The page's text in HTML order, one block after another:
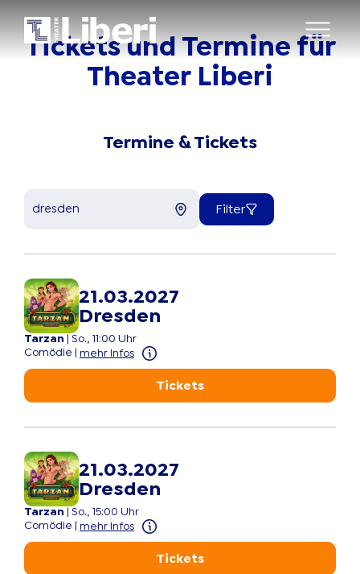
Tickets und Termine für
Theater Liberi
Termine & Tickets
Filter
21.03.2027
Dresden
Tarzan
So., 11:00 Uhr
Comödie
mehr Infos
Tickets
21.03.2027
Dresden
Tarzan
So., 15:00 Uhr
Comödie
mehr Infos
Tickets